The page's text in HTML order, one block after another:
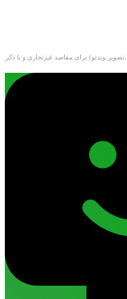
برای مقاصد غیرتجاری و با ذکر